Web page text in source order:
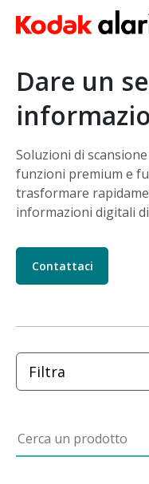
Salta al contenuto
Dare un
Soluzioni di
funzioni premium e
trasformare
informazioni digitali
Contattaci
Filtra
Cerca un prodotto